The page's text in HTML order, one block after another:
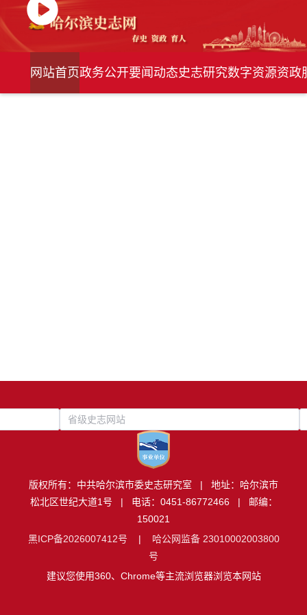
网站首页政务公开要闻动态史志研究数字资源资政
省级史志网站
版权所有：中共哈尔滨市委史志研究室 | 地址：哈尔滨市
松北区世纪大道1号 | 电话：0451-86772466 | 邮编：
150021
黑ICP备2026007412号 | 哈公网监备 23010002003800
号
建议您使用360、Chrome等主流浏览器浏览本网站